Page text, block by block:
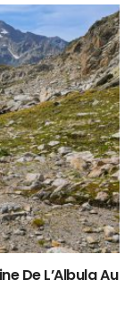
De L’Albula Au